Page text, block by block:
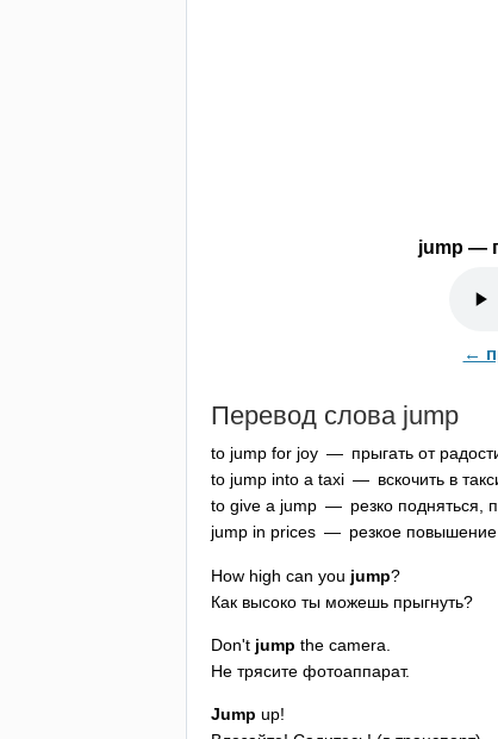
jump—
←
Перевод слова jump
to jump for joy — прыгать от
to jump into a taxi — вскочить в
to give a jump — резко подняться,
jump in prices — резкое повышение
How high can you jump?
Как высоко ты можешь прыгнуть?
Don't jump the camera
Не трясите фотоаппарат.
Jump up!